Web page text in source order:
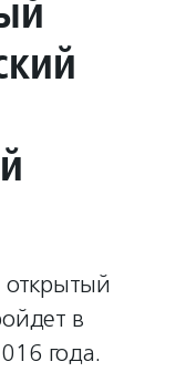
открытый
в
года.